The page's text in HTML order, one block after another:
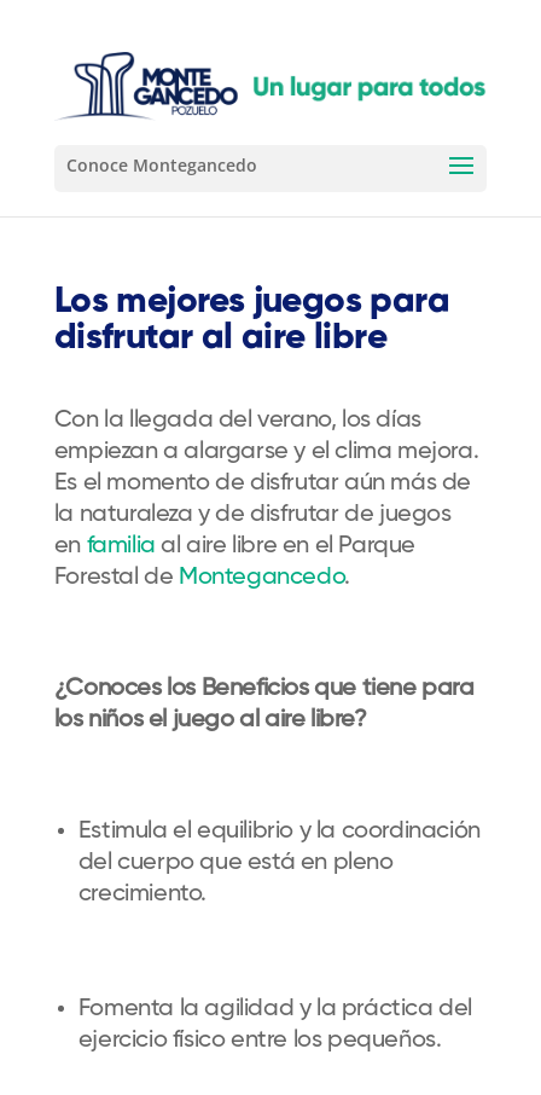
Los mejores juegos para
disfrutar al aire libre
Con la llegada del verano, los días
empiezan a alargarse y el clima mejora.
Es el momento de disfrutar aún más de
la naturaleza y de disfrutar de juegos
en familia al aire libre en el Parque
Forestal de Montegancedo.
¿Conoces los Beneficios que tiene para
los niños el juego al aire libre?
Estimula el equilibrio y la coordinación
del cuerpo que está en pleno
crecimiento.
Fomenta la agilidad y la práctica del
ejercicio físico entre los pequeños.